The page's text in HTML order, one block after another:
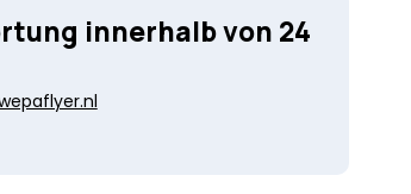
innerhalb von 24